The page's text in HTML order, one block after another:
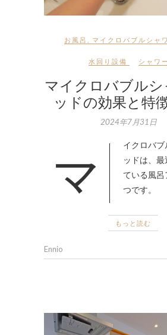
お風呂 マイクロバブルシャ
水回り設備 シャワー
マイクロバブル
ッドの効果と特
2024年7月31日
マイクロバブルシャワーヘ
ッドは、
ている風
つです。
もっと読む
Ennio